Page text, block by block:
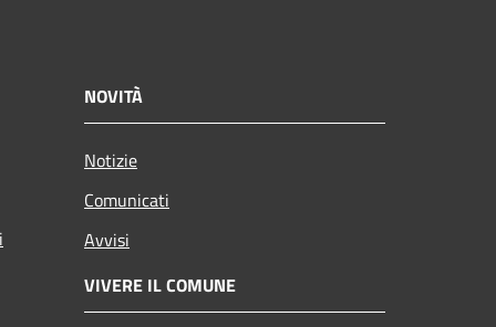
NOVITÀ
Notizie
Comunicati
Avvisi
VIVERE IL COMUNE